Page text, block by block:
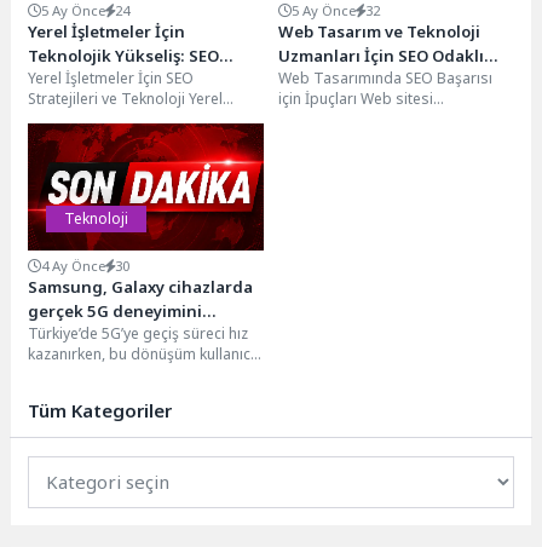
5 Ay Önce 24
Yerel İşletmeler İçin
Teknolojik Yükseliş: SEO
Stratejileri
Yerel İşletmeler İçin SEO
Stratejileri ve Teknoloji Yerel
işletmeler için SEO stratejileri
oluştururken teknolojinin doğru...
5 Ay Önce 32
Web Tasarım ve Teknoloji
Uzmanları İçin SEO Odaklı
İpuçları
Web Tasarımında SEO Başarısı
için İpuçları Web sitesi
Teknoloji
4 Ay Önce 30
Samsung, Galaxy cihazlarda
gerçek 5G deneyimini
başlatıyor
Türkiye’de 5G’ye geçiş süreci hız
kazanırken, bu dönüşüm kullanıcı
Tüm Kategoriler